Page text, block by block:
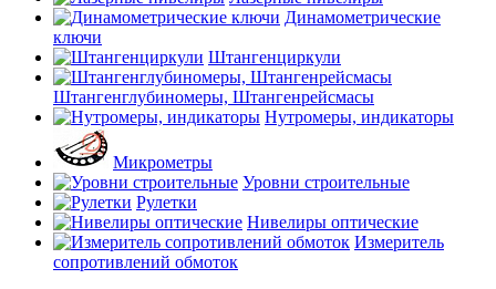
Динамометрические
ключи
Штангенциркули
Штангенглубиномеры, Штангенрейсмасы
Нутромеры, индикаторы
Микрометры
Уровни строительные
Рулетки
Нивелиры оптические
Измеритель
сопротивлений обмоток